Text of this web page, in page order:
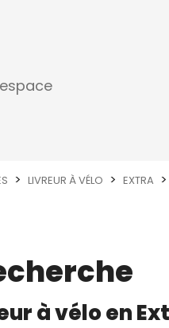
LIVREUR À VÉLO EXTRA
à véloen